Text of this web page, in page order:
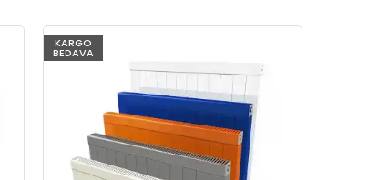
KARGO
BEDAVA